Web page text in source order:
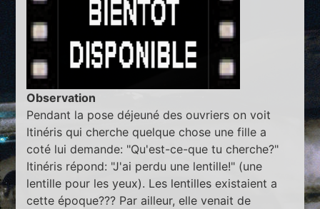
Observation
Pendant la pose déjeuné des ouvriers on voit
Itinéris qui cherche quelque chose une fille a
coté lui demande: "Qu'est-ce-que tu cherche?"
Itinéris répond: "J'ai perdu une lentille!" (une
lentille pour les yeux). Les lentilles existaient a
cette époque??? Par ailleur, elle venait de